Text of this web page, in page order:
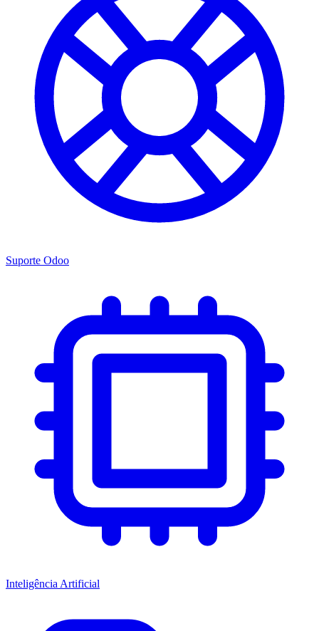
Suporte Odoo
Inteligência Artificial